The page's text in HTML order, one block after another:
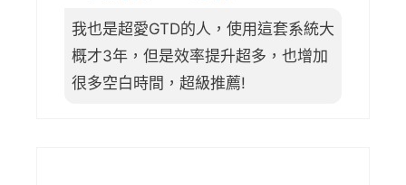
我也是超愛GTD的人，使用這套系統大
概才3年，但是效率提升超多，也增加
很多空白時間，超級推薦!